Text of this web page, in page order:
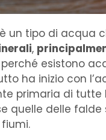
è un tipo di acqua
,
perché esistono
ha inizio con
primaria di tutte
quelle delle falde